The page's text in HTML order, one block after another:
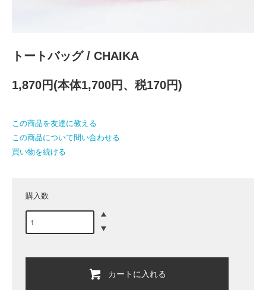
トートバッグ / CHAIKA
1,870円(本体1,700円、税170円)
この商品を友達に教える
この商品について問い合わせる
買い物を続ける
購入数
カートに入れる